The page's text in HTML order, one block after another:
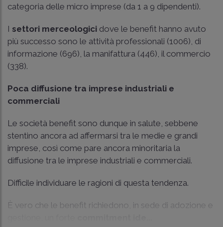
categoria delle micro imprese (da 1 a 9 dipendenti).
I settori merceologici dove le benefit hanno avuto
più successo sono le attività professionali (1006), di
informazione (696), la manifattura (446), il commercio
(338).
Poca diffusione tra imprese industriali e
commerciali
Le società benefit sono dunque in salute, sebbene
stentino ancora ad affermarsi tra le medie e grandi
imprese, così come pare ancora minoritaria la
diffusione tra le imprese industriali e commerciali.
Difficile individuare le ragioni di questa tendenza.
È vero che le benefit richiedono, in sede di adozione e